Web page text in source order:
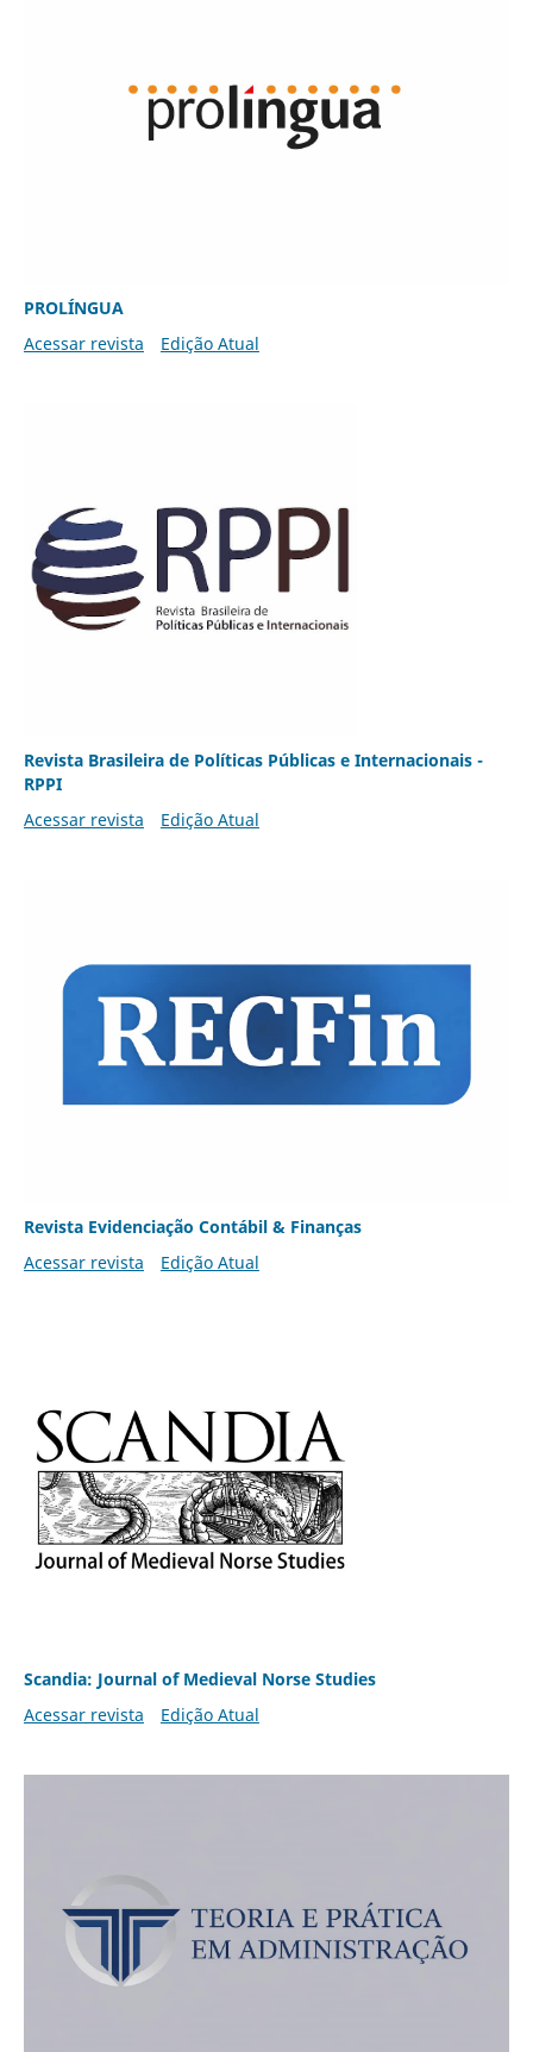
PROLÍNGUA
Acessar revista
Edição Atual
Revista Brasileira de Políticas Públicas e Internacionais -
RPPI
Acessar revista
Edição Atual
Revista Evidenciação Contábil & Finanças
Acessar revista
Edição Atual
Scandia: Journal of Medieval Norse Studies
Acessar revista
Edição Atual